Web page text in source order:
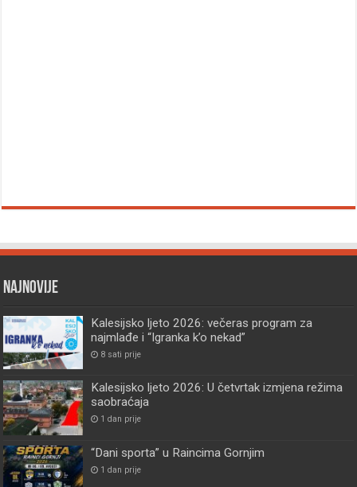
Najnovije
Kalesijsko ljeto 2026: večeras program za
najmlađe i “Igranka k’o nekad”
8 sati prije
Kalesijsko ljeto 2026: U četvrtak izmjena režima
saobraćaja
1 dan prije
“Dani sporta” u Raincima Gornjim
1 dan prije